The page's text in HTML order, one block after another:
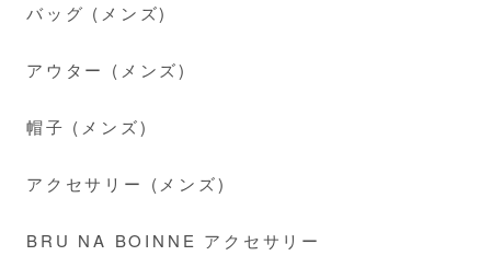
バッグ (メンズ)
アウター (メンズ)
帽子 (メンズ)
アクセサリー (メンズ)
BRU NA BOINNE アクセサリー